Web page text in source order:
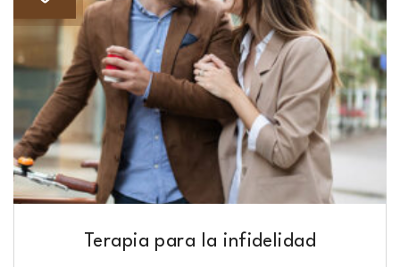
Terapia para la infidelidad